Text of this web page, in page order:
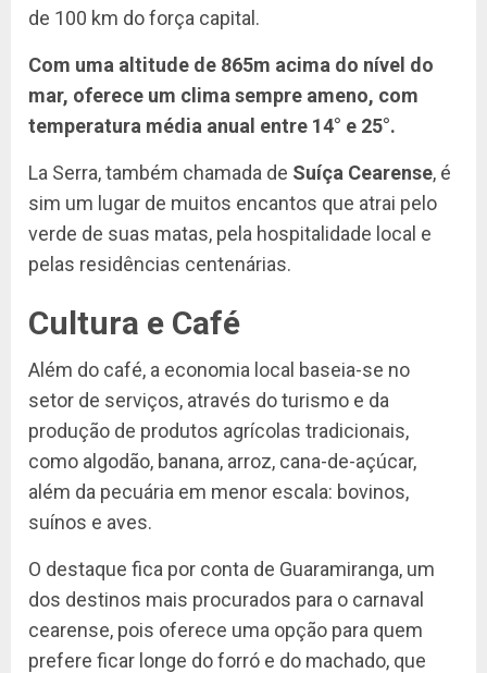
de 100 km do força capital.
Com uma altitude de 865m acima do nível do
mar, oferece um clima sempre ameno, com
temperatura média anual entre 14° e 25°.
La Serra, também chamada de Suíça Cearense, é
sim um lugar de muitos encantos que atrai pelo
verde de suas matas, pela hospitalidade local e
pelas residências centenárias.
Cultura e Café
Além do café, a economia local baseia-se no
setor de serviços, através do turismo e da
produção de produtos agrícolas tradicionais,
como algodão, banana, arroz, cana-de-açúcar,
além da pecuária em menor escala: bovinos,
suínos e aves.
O destaque fica por conta de Guaramiranga, um
dos destinos mais procurados para o carnaval
cearense, pois oferece uma opção para quem
prefere ficar longe do forró e do machado, que